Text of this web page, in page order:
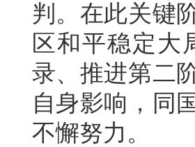
判。在此关键
区和平稳定大
录、推进第二
自身影响，同
不懈努力。